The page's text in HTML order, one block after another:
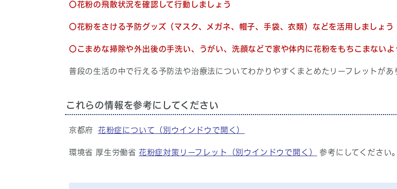
〇花粉の飛散状況を確認して行動しましょう
〇花粉をさける予防グッズ（マスク、メガネ、帽子、手袋、衣類）などを活用しましょう
〇こまめな掃除や外出後の手洗い、うがい、洗顔などで家や体内に花粉をもちこまないよ
普段の生活の中で行える予防法や治療法についてわかりやすくまとめたリーフレットがあ
これらの情報を参考にしてください
京都府 花粉症について （別ウインドウで開く）
環境省 厚生労働省 花粉症対策リーフレット （別ウインドウで開く） 参考にしてください。